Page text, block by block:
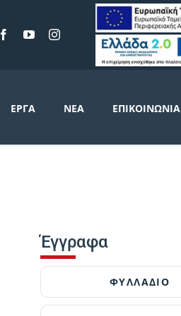
ΈΡΓΑ ΝΈΑ ΕΠΙΚΟΙΝΩΝΊΑ
Έγγραφα
ΦΥΛΛΑΔΙΟ